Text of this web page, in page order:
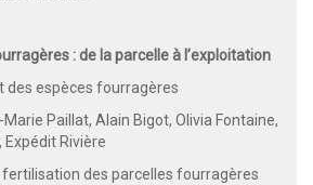
: de la parcelle à l’exploitation
des espèces fourragères
Paillat, Alain Bigot, Olivia Fontaine,
Rivière
fertilisation des parcelles fourragères